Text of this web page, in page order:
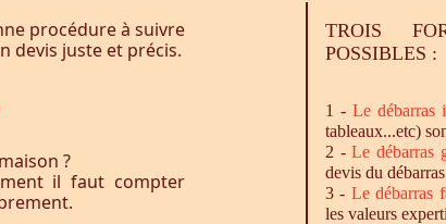
procédure à suivre
devis juste et précis.
?
il faut compter
TROIS
POSSIBLES :
1 -Ledébarras
tableaux...etc)
2 -Ledébarras
devis du
3 - Ledébarras
les valeurs